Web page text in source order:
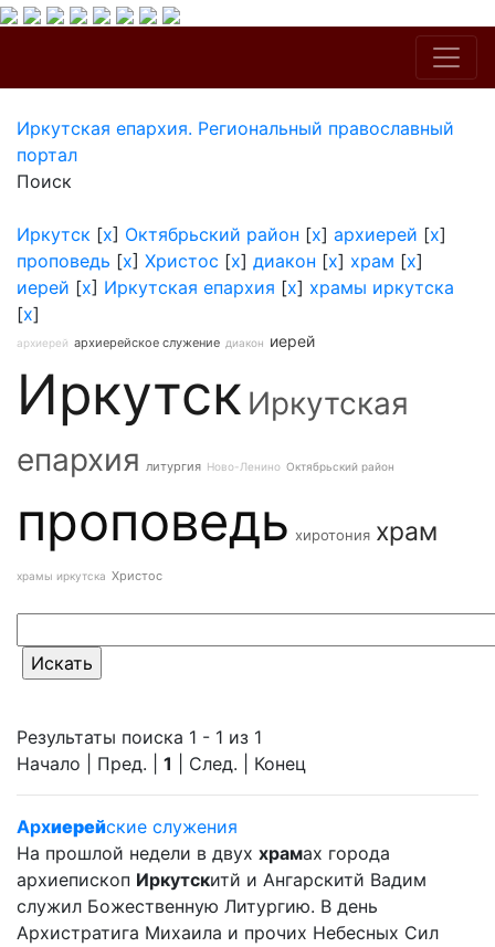
Иркутская епархия. Региональный православный
портал
Поиск
Иркутск [x] Октябрьский район [x] архиерей [x]
проповедь [x] Христос [x] диакон [x] храм [x]
иерей [x] Иркутская епархия [x] храмы иркутска
[x]
архиерей архиерейское служение диакон иерей
Иркутск Иркутская
епархия литургия Ново-Ленино Октябрьский район
проповедь хиротония храм
храмы иркутска Христос
Результаты поиска 1 - 1 из 1
Начало | Пред. | 1 | След. | Конец
Архиерейские служения
На прошлой недели в двух храмах города
архиепископ Иркутскитй и Ангарскитй Вадим
служил Божественную Литургию. В день
Архистратига Михаила и прочих Небесных Сил